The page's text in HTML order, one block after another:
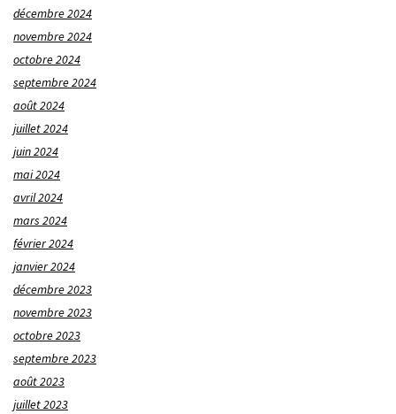
décembre 2024
novembre 2024
octobre 2024
septembre 2024
août 2024
juillet 2024
juin 2024
mai 2024
avril 2024
mars 2024
février 2024
janvier 2024
décembre 2023
novembre 2023
octobre 2023
septembre 2023
août 2023
juillet 2023